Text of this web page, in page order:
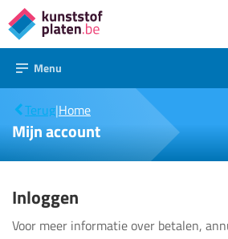
Direct
naar
de
inhoud
Menu
Terug|Home
Mijn
account
Mijn account
Inloggen
Voor meer informatie over betalen,